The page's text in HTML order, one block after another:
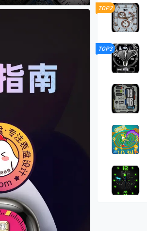
TOP2
TOP3